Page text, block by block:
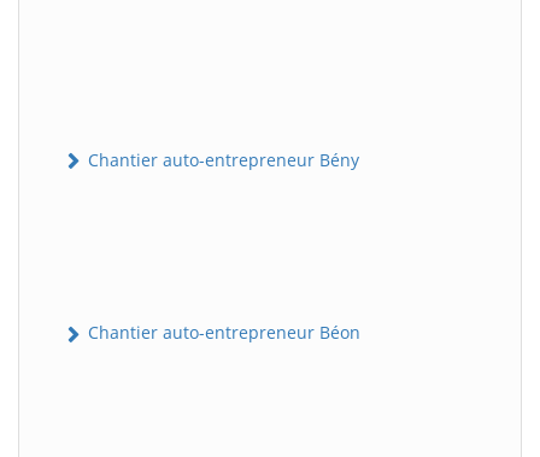
Chantier auto-entrepreneur Bény
Chantier auto-entrepreneur Béon